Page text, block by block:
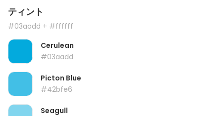
ティント
#03aadd + #ffffff
Cerulean
#03aadd
Picton Blue
#42bfe6
Seagull